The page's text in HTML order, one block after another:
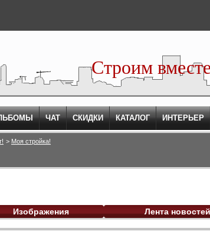
Строим
ЧАТ СКИДКИ КАТАЛОГ ИНТЕРЬЕР
> Моя стройка!
Изображения Лента новостей